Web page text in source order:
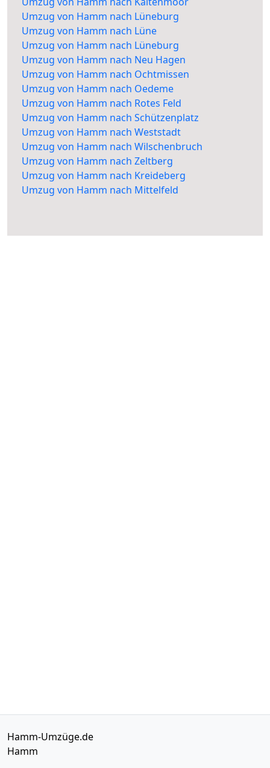
Umzug von Hamm nach Lüneburg
Umzug von Hamm nach Lüne
Umzug von Hamm nach Lüneburg
Umzug von Hamm nach Neu Hagen
Umzug von Hamm nach Ochtmissen
Umzug von Hamm nach Oedeme
Umzug von Hamm nach Rotes Feld
Umzug von Hamm nach Schützenplatz
Umzug von Hamm nach Weststadt
Umzug von Hamm nach Wilschenbruch
Umzug von Hamm nach Zeltberg
Umzug von Hamm nach Kreideberg
Umzug von Hamm nach Mittelfeld
Hamm-Umzüge.de
Hamm